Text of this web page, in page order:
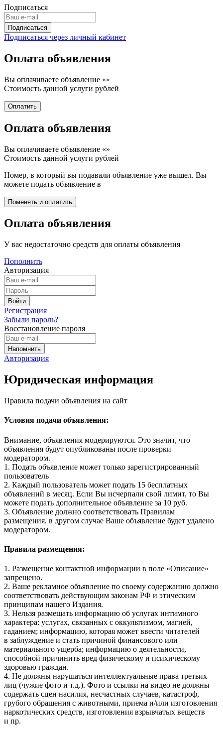
Подписаться
Подписаться через личный кабинет
Оплата объявления
Вы оплачиваете объявление «»
Стоимость данной услуги рублей
Оплата объявления
Вы оплачиваете объявление «»
Стоимость данной услуги рублей
Номер, в который вы подавали объявление уже вышел. Вы
можете подать объявление в
Оплата объявления
У вас недостаточно средств для оплаты объявления
Пополнить
Авторизация
Регистрация
Забыли пароль?
Восстановление пароля
Авторизация
Юридическая информация
Правила подачи объявления на сайт
Условия подачи объявления:
Внимание, объявления модерируются. Это значит, что
объявления будут опубликованы после проверки
модератором.
1. Подать объявление может только зарегистрированный
пользователь
2. Каждый пользователь может подать 15 бесплатных
объявлений в месяц. Если Вы исчерпали свой лимит, то Вы
можете подать дополнительное объявление за 10 руб.
3. Объявление должно соответствовать Правилам
размещения, в другом случае Ваше объявление будет удалено
модератором.
Правила размещения:
1. Размещение контактной информации в поле «Описание»
запрещено.
2. Ваше рекламное объявление по своему содержанию должно
соответствовать действующим законам РФ и этическим
принципам нашего Издания.
3. Нельзя размещать информацию об услугах интимного
характера: услугах, связанных с оккультизмом, магией,
гаданием; информацию, которая может ввести читателей
в заблуждение и стать причиной финансового или
материального ущерба; информацию о деятельности,
способной причинить вред физическому и психическому
здоровью граждан.
4. Не должны нарушаться интеллектуальные права третьих
лиц (чужие фото и т.д.). Фото и ссылки на видео не должны
содержать сцен насилия, несчастных случаев, катастроф,
грубого обращения с животными, приема и/или изготовления
наркотических средств, изготовления взрывчатых веществ
и пр.